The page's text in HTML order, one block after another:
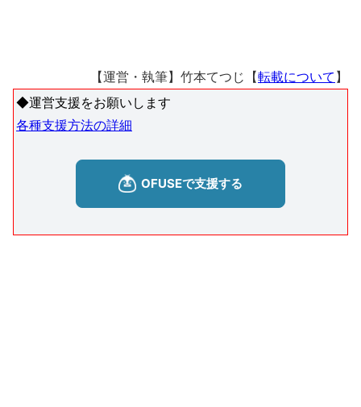
【運営・執筆】竹本てつじ【転載について 】
◆運営支援をお願いします
各種支援方法の詳細